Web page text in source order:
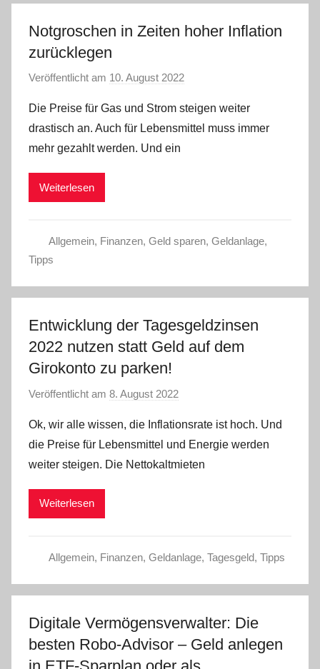
Notgroschen in Zeiten hoher Inflation
zurücklegen
Veröffentlicht am 10. August 2022
n
a
Die Preise für Gas und Strom steigen weiter
drastisch an. Auch für Lebensmittel muss immer
mehr gezahlt werden. Und ein
Weiterlesen
Allgemein, Finanzen, Geld sparen, Geldanlage,
Tipps
Entwicklung der Tagesgeldzinsen
2022 nutzen statt Geld auf dem
Girokonto zu parken!
Veröffentlicht am 8. August 2022
n
a
d
Ok, wir alle wissen, die Inflationsrate ist hoch. Und
die Preise für Lebensmittel und Energie werden
weiter steigen. Die Nettokaltmieten
Weiterlesen
Allgemein, Finanzen, Geldanlage, Tagesgeld, Tipps
Digitale Vermögensverwalter: Die
besten Robo-Advisor – Geld anlegen
in ETF-Sparplan oder als